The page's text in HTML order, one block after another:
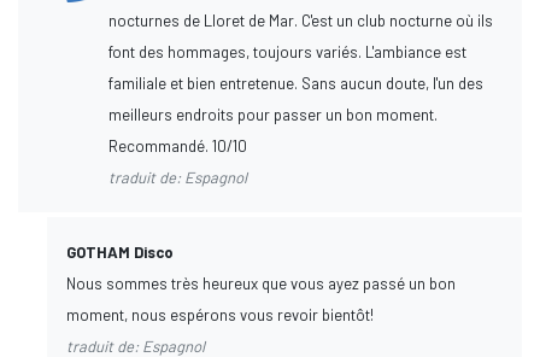
nocturnes de Lloret de Mar. C'est un club nocturne où ils
font des hommages, toujours variés. L'ambiance est
familiale et bien entretenue. Sans aucun doute, l'un des
meilleurs endroits pour passer un bon moment.
Recommandé. 10/10
traduit de: Espagnol
GOTHAM Disco
Nous sommes très heureux que vous ayez passé un bon
moment, nous espérons vous revoir bientôt!
traduit de: Espagnol